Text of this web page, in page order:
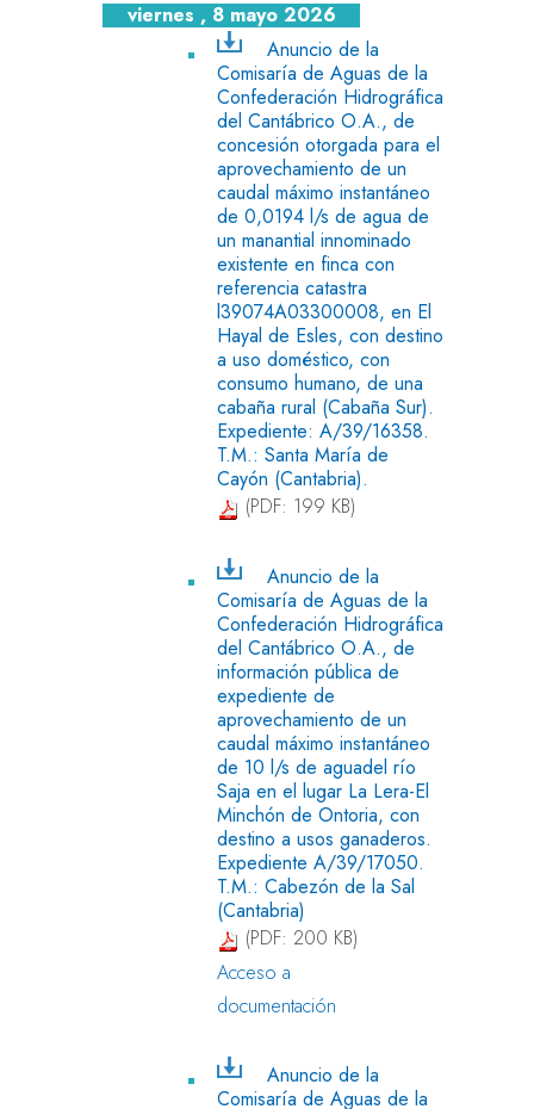
viernes , 8 mayo 2026
Anuncio de la
Comisaría de Aguas de la
Confederación Hidrográfica
del Cantábrico O.A., de
concesión otorgada para el
aprovechamiento de un
caudal máximo instantáneo
de 0,0194 l/s de agua de
un manantial innominado
existente en finca con
referencia catastra
l39074A03300008, en El
Hayal de Esles, con destino
a uso doméstico, con
consumo humano, de una
cabaña rural (Cabaña Sur).
Expediente: A/39/16358.
T.M.: Santa María de
Cayón (Cantabria).
(PDF: 199 KB)
Anuncio de la
Comisaría de Aguas de la
Confederación Hidrográfica
del Cantábrico O.A., de
información pública de
expediente de
aprovechamiento de un
caudal máximo instantáneo
de 10 l/s de aguadel río
Saja en el lugar La Lera-El
Minchón de Ontoria, con
destino a usos ganaderos.
Expediente A/39/17050.
T.M.: Cabezón de la Sal
(Cantabria)
(PDF: 200 KB)
Acceso a
documentación
Anuncio de la
Comisaría de Aguas de la